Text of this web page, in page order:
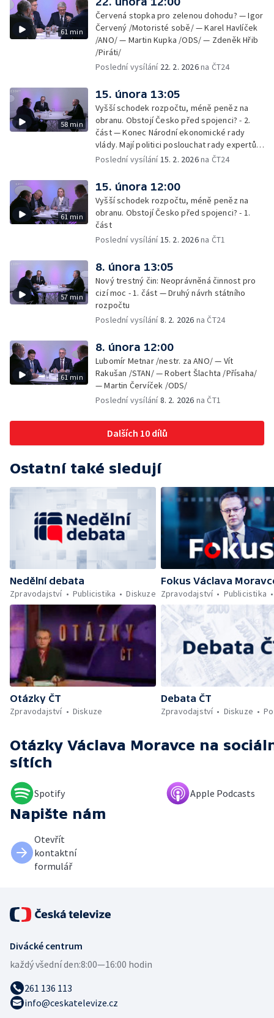
61 min
Červená stopka pro zelenou dohodu? — Igor
Červený /Motoristé sobě/ — Karel Havlíček
/ANO/ — Martin Kupka /ODS/ — Zdeněk Hřib
/Piráti/
Poslední vysílání 22. 2. 2026na ČT24
58 min
15. února 13:05
Vyšší schodek rozpočtu, méně peněz na
obranu. Obstojí Česko před spojenci? - 2.
část — Konec Národní ekonomické rady
vlády. Mají politici poslouchat rady expertů,
nebo mají svou hlavu?
Poslední vysílání 15. 2. 2026na ČT24
61 min
15. února 12:00
Vyšší schodek rozpočtu, méně peněz na
obranu. Obstojí Česko před spojenci? - 1.
část
Poslední vysílání 15. 2. 2026na ČT1
57 min
8. února 13:05
Nový trestný čin: Neoprávněná činnost pro
cizí moc - 1. část — Druhý návrh státního
rozpočtu
Poslední vysílání8. 2. 2026 na ČT24
61 min
8. února 12:00
Lubomír Metnar /nestr. za ANO/ — Vít
Rakušan /STAN/ — Robert Šlachta /Přísaha/
— Martin Červíček /ODS/
Poslední vysílání8. 2. 2026 na ČT1
Dalších 10 dílů
Ostatní také sledují
Nedělní debata
Zpravodajství
Publicistika Diskuze
Fokus Václava
Zpravodajství
Publicistika
Otázky ČT
Zpravodajství
Diskuze
Debata ČT
Zpravodajství
Diskuze
Otázky Václava Moravce na
sítích
Spotify Apple Podcasts
Napište nám
Otevřít
kontaktní
formulář
Divácké centrum
každý všední den:8:00—16:00 hodin
261 136 113
info@ceskatelevize.cz